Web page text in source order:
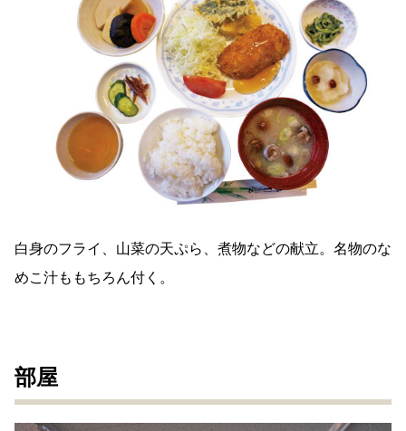
白身のフライ、山菜の天ぷら、煮物などの献立。名物のな
めこ汁ももちろん付く。
部屋